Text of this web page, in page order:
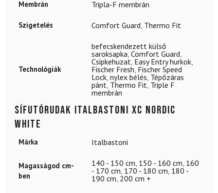
Membrán Tripla-F membrán
Szigetelés Comfort Guard Thermo Fit
Technológiák
befecskendezett külső
saroksapka Comfort Guard
Csipkehuzat Easy Entry hurkok
Fischer Fresh Fischer Speed
Lock nylex bélés Tépőzáras
pánt Thermo Fit Triple F
membrán
Sífutórudak ITALBASTONI XC Nordic
White
Márka Italbastoni
Magasságod cm-
ben
140 - 150 cm 150 - 160 cm 160
- 170 cm 170 - 180 cm 180 -
190 cm 200 cm +